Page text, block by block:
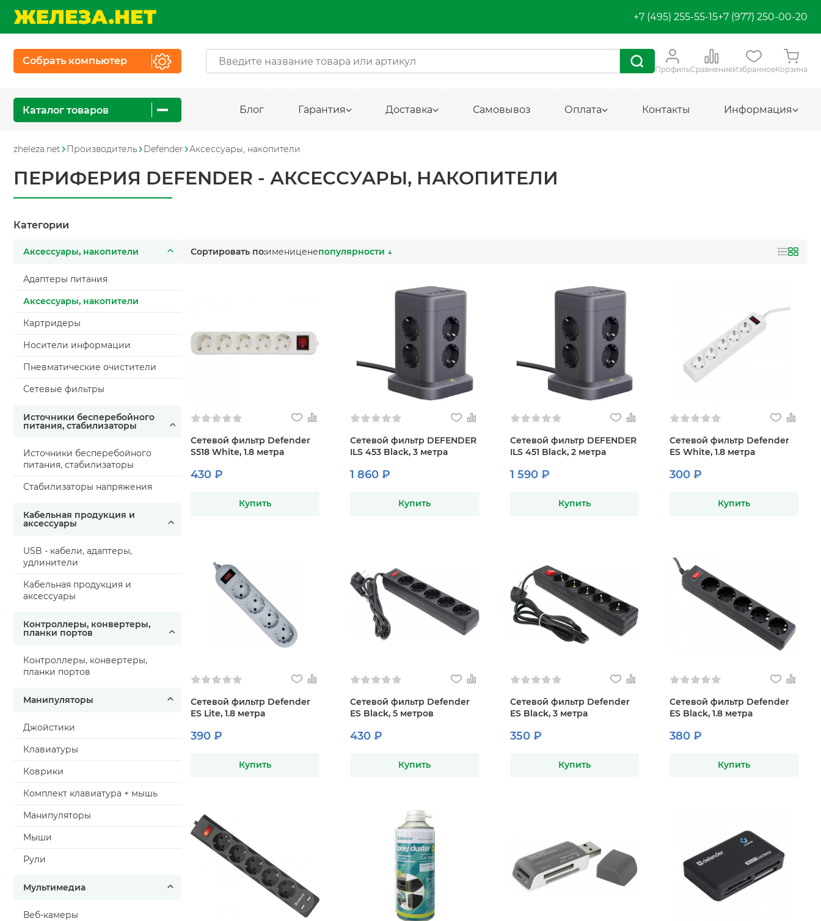
+7 (495) 255-55-15+7 (977) 250-00-20
Собрать компьютер
ПрофильСравнениеИзбранноеКорзина
Каталог товаров Блог Гарантия Доставка Самовывоз Оплата Контакты Информация
zheleza.net Производитель Defender Аксессуары, накопители
ПЕРИФЕРИЯ DEFENDER - АКСЕССУАРЫ, НАКОПИТЕЛИ
Категории
Аксессуары, накопители
Адаптеры питания
Аксессуары, накопители
Картридеры
Носители информации
Пневматические очистители
Сетевые фильтры
Источники бесперебойного
питания, стабилизаторы
Источники бесперебойного
питания, стабилизаторы
Стабилизаторы напряжения
Кабельная продукция и
аксессуары
USB - кабели, адаптеры,
удлинители
Кабельная продукция и
аксессуары
Контроллеры, конвертеры,
планки портов
Контроллеры, конвертеры,
планки портов
Манипуляторы
Джойстики
Клавиатуры
Коврики
Комплект клавиатура + мышь
Манипуляторы
Мыши
Рули
Мультимедиа
Веб-камеры
Сортировать по:имениценепопулярности ↓
Сетевой фильтр Defender
S518 White, 1.8 метра
430 ₽
Купить
Сетевой фильтр DEFENDER
ILS 453 Black, 3 метра
1 860 ₽
Купить
Сетевой фильтр DEFENDER
ILS 451 Black, 2 метра
1 590 ₽
Купить
Сетевой фильтр Defender
ES White, 1.8 метра
300 ₽
Купить
Сетевой фильтр Defender
ES Lite, 1.8 метра
390 ₽
Купить
Сетевой фильтр Defender
ES Black, 5 метров
430 ₽
Купить
Сетевой фильтр Defender
ES Black, 3 метра
350 ₽
Купить
Сетевой фильтр Defender
ES Black, 1.8 метра
380 ₽
Купить